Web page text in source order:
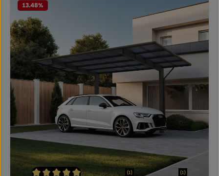
13.48%
(1) (1)